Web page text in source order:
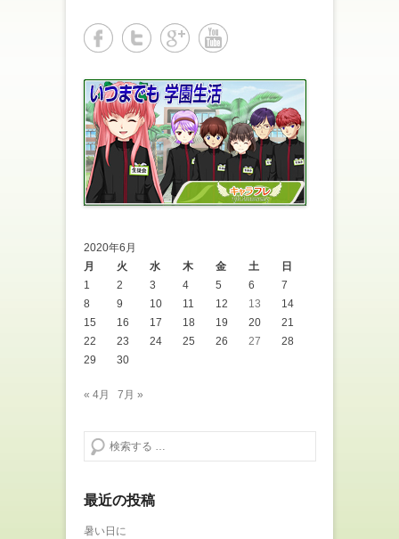
2020年6月
月
火 水 木 金 土
日
1
2 3 4 5 6
7
8
9 10 11 12 13
14
15
16 17 18 19 20
21
22
23 24 25 26 27
28
29
30
« 4月 7月 »
検索する
最近の投稿
暑い日に